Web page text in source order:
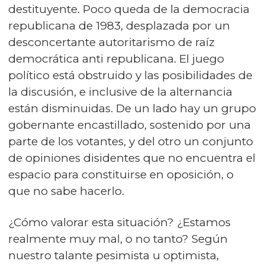
destituyente. Poco queda de la democracia
republicana de 1983, desplazada por un
desconcertante autoritarismo de raíz
democrática anti republicana. El juego
político está obstruido y las posibilidades de
la discusión, e inclusive de la alternancia
están disminuidas. De un lado hay un grupo
gobernante encastillado, sostenido por una
parte de los votantes, y del otro un conjunto
de opiniones disidentes que no encuentra el
espacio para constituirse en oposición, o
que no sabe hacerlo.
¿Cómo valorar esta situación? ¿Estamos
realmente muy mal, o no tanto? Según
nuestro talante pesimista u optimista,